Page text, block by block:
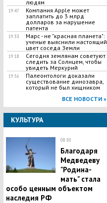
людям
19:47
Компания Apple может
заплатить до 3 млрд
долларов за нарушение
патента
19:33
Марс - не "красная планета":
ученые выяснили настоящий
цвет соседа Земли
19:18
Сегодня землянам советуют
следить за Солнцем, чтобы
увидеть Меркурий
19:56
Палеонтологи доказали
существование динозавра,
который не был хищником
ВСЕ НОВОСТИ »
КУЛЬТУРА
08:30
Благодаря
Медведеву
"Родина-
мать" стала
особо ценным объектом
наследия РФ